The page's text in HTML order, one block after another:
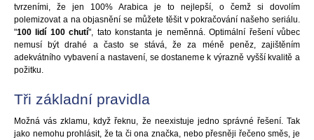
tvrzeními, že jen 100% Arabica je to nejlepší, o čemž si dovolím
polemizovat a na objasnění se můžete těšit v pokračování našeho seriálu.
"100 lidí 100 chutí", tato konstanta je neměnná. Optimální řešení vůbec
nemusí být drahé a často se stává, že za méně peněz, zajištěním
adekvátního vybavení a nastavení, se dostaneme k výrazně vyšší kvalitě a
požitku.
Tři základní pravidla
Možná vás zklamu, když řeknu, že neexistuje jedno správné řešení. Tak
jako nemohu prohlásit, že ta či ona značka, nebo přesněji řečeno směs, je